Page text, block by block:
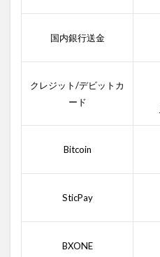
国内銀行送金
クレジット/デビットカ
ード
Bitcoin
SticPay
BXONE